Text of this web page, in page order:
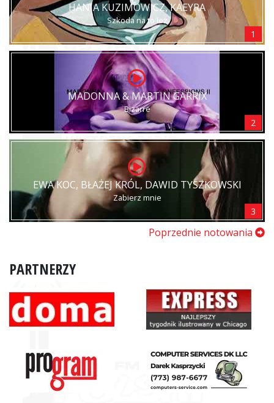
HANIA KUZIMOWICZ, KAEYRA
Szkoda na to łez
1
MADONNA & MARTIN GARRIX
Bizarre
2
EWA KOC, BŁAŻEJ KRÓL, DAWID TYSZKOWSKI
Zabierz mnie
3
Poprzednie notowania
PARTNERZY